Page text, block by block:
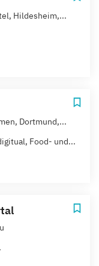
Hildesheim,...
Dortmund,...
Food- und...